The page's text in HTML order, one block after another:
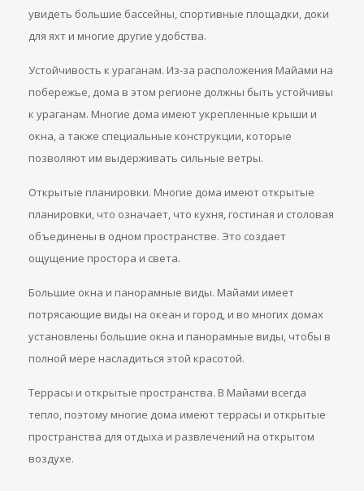
увидеть большие бассейны, спортивные площадки, доки
для яхт и многие другие удобства.
Устойчивость к ураганам. Из-за расположения Майами на
побережье, дома в этом регионе должны быть устойчивы
к ураганам. Многие дома имеют укрепленные крыши и
окна, а также специальные конструкции, которые
позволяют им выдерживать сильные ветры.
Открытые планировки. Многие дома имеют открытые
планировки, что означает, что кухня, гостиная и столовая
объединены в одном пространстве. Это создает
ощущение простора и света.
Большие окна и панорамные виды. Майами имеет
потрясающие виды на океан и город, и во многих домах
установлены большие окна и панорамные виды, чтобы в
полной мере насладиться этой красотой.
Террасы и открытые пространства. В Майами всегда
тепло, поэтому многие дома имеют террасы и открытые
пространства для отдыха и развлечений на открытом
воздухе.